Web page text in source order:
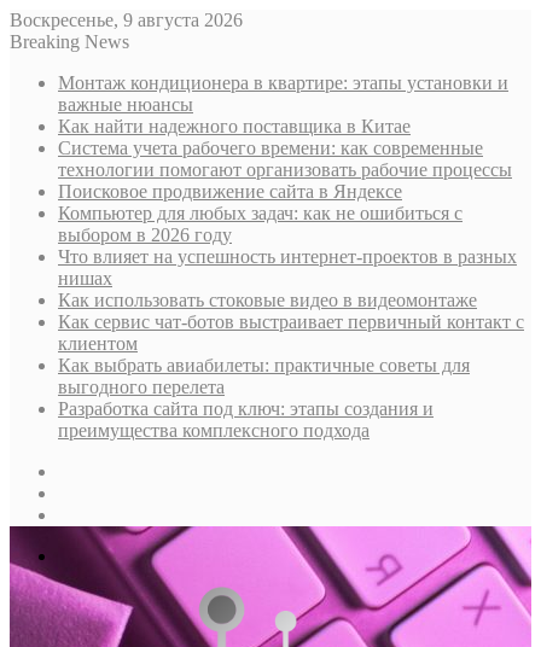
Воскресенье, 9 августа 2026
Breaking News
Монтаж кондиционера в квартире: этапы установки и
важные нюансы
Как найти надежного поставщика в Китае
Система учета рабочего времени: как современные
технологии помогают организовать рабочие процессы
Поисковое продвижение сайта в Яндексе
Компьютер для любых задач: как не ошибиться с
выбором в 2026 году
Что влияет на успешность интернет-проектов в разных
нишах
Как использовать стоковые видео в видеомонтаже
Как сервис чат-ботов выстраивает первичный контакт с
клиентом
Как выбрать авиабилеты: практичные советы для
выгодного перелета
Разработка сайта под ключ: этапы создания и
преимущества комплексного подхода
Меню